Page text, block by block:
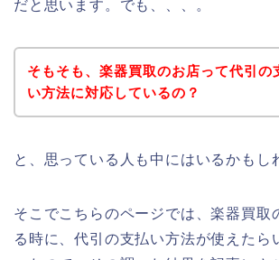
だと思います。でも、、、。
そもそも、楽器買取のお店って代引の
い方法に対応しているの？
と、思っている人も中にはいるかもし
そこでこちらのページでは、楽器買取
る時に、代引の支払い方法が使えたら